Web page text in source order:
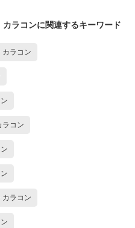
カラコンに関連するキーワード
カラコン
ラコン
カラコン